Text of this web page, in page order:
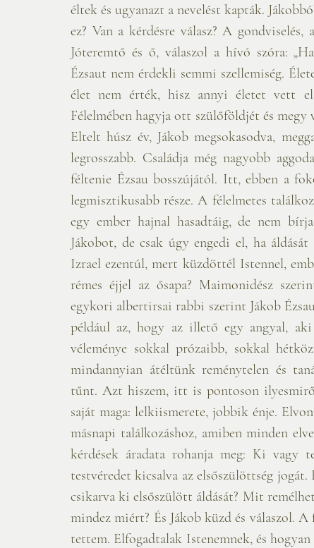
éltek és ugyanazt a nevelést kapták.
ez? Van a kérdésre válasz? A
Jóteremtő és ő, válaszol a hívó szóra:
Ézsaut nem érdekli semmi szellemiség.
élet nem érték, hisz annyi életet vett
Félelmében hagyja ott szülőföldjét és megy
Eltelt húsz év, Jákob megsokasodva,
legrosszabb. Családja még nagyobb
féltenie Ézsau bosszújától. Itt, ebben a
legmisztikusabb része. A félelmetes
egy ember hajnal hasadtáig, de nem
Jákobot, de csak úgy engedi el, ha
Izrael ezentúl, mert küzdöttél Istennel,
rémes éjjel az ősapa? Maimonidész
egykori albertirsai rabbi szerint Jákob
például az, hogy az illető egy angyal,
véleménye sokkal prózaibb, sokkal
mindannyian átéltünk reménytelen és
tűnt. Azt hiszem, itt is pontoson
saját maga: lelkiismerete, jobbik énje.
másnapi találkozáshoz, amiben minden
kérdések áradata rohanja meg: Ki vagy
testvéredet kicsalva az elsőszülöttség
csikarva ki elsőszülött áldását? Mit
mindez miért? És Jákob küzd és válaszol.
tettem. Elfogadtalak Istenemnek, és